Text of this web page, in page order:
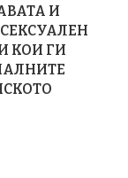
И
КОИ ГИ